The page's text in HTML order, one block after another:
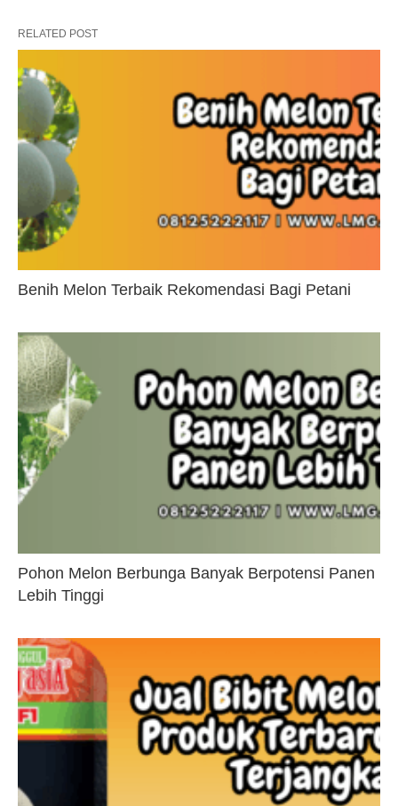
RELATED POST
Benih Melon Terbaik Rekomendasi Bagi Petani
Pohon Melon Berbunga Banyak Berpotensi Panen
Lebih Tinggi